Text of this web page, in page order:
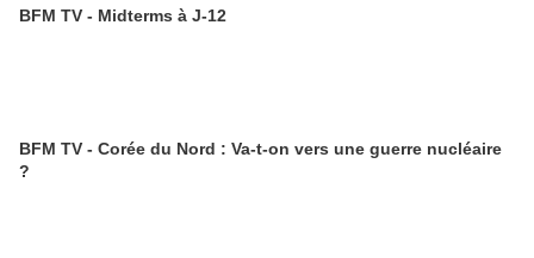
BFM TV - Midterms à J-12
BFM TV - Corée du Nord : Va-t-on vers une guerre nucléaire
?